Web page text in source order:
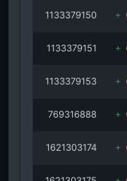
1133379150
1133379151
1133379153
769316888
1621303174